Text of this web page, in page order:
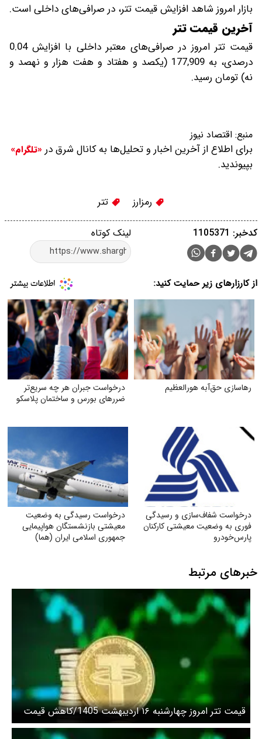
بازار امروز شاهد افزایش قیمت تتر، در صرافی‌های داخلی است.
آخرین قیمت تتر
قیمت تتر امروز در صرافی‌های معتبر داخلی با افزایش 0.04
درصدی، به 177,909 (یکصد و هفتاد و هفت هزار و نهصد و
نه) تومان رسید.
منبع: اقتصاد نیوز
برای اطلاع از آخرین اخبار و تحلیل‌ها به کانال شرق در «تلگرام»
بپیوندید.
رمزارز تتر
لینک کوتاه کدخبر: 1105371
از کارزارهای زیر حمایت کنید:
رهاسازی حق‌آبه هورالعظیم
درخواست جبران هر چه سریع‌تر
ضررهای بورس و ساختمان پلاسکو
درخواست شفاف‌سازی و رسیدگی
فوری به وضعیت معیشتی کارکنان
پارس‌خودرو
درخواست رسیدگی به وضعیت
معیشتی بازنشستگان هواپیمایی
جمهوری اسلامی ایران (هما)
خبرهای مرتبط
قیمت تتر امروز چهارشنبه ۱۶ اردیبهشت 1405/کاهش قیمت